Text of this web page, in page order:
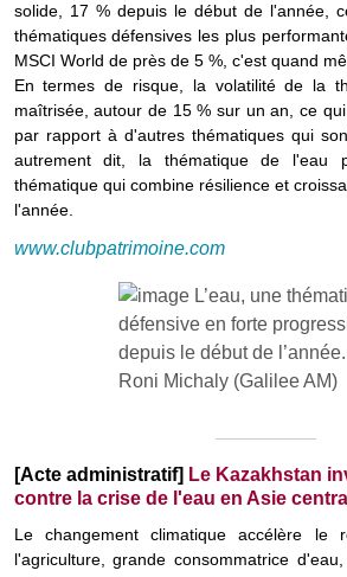
solide, 17 % depuis le début de l'année,
thématiques défensives les plus
MSCI World de près de 5 %, c'est quand
En termes de risque, la volatilité de la
maîtrisée, autour de 15 % sur un an, ce
par rapport à d'autres thématiques qui
autrement dit, la thématique de l'eau
thématique qui combine résilience et
l'année.
www.clubpatrimoine.com
[Acte administratif] Le Kazakhstan
contre la crise de l'eau en Asie
Le changement climatique accélère le
l'agriculture, grande consommatrice